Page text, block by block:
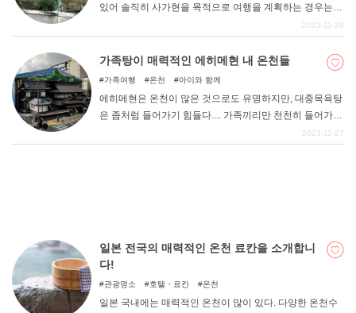
있어 솔직히 사가현을 목적으로 여행을 계획하는 경우는
많지 않을지도 모릅니다. 하지만 사가현에는 도자기로 유
코, 일본 3대 미인탕이 있는 우레시노 등 다양한 매력적인
관광지가 있습니다! 매년 가을에는 아시아 최대 규모의 벌
2023-11-28
가족탕이 매력적인 에히메현 내 온천들
가족여행 온천 아이와 함께
에히메현은 온천이 많은 것으로도 유명하지만, 대중목욕탕
은 좀처럼 들어가기 힘들다.... 가족끼리만 천천히 들어가서
온천을 즐기고 싶은 분들도 적지 않다고 생각합니다. 이번
2023-11-27
일본 전국의 매력적인 온천 료칸을 소개합니
다!
관광명소 호텔・료칸 온천
일본 국내에는 매력적인 온천이 많이 있다. 다양한 온천수